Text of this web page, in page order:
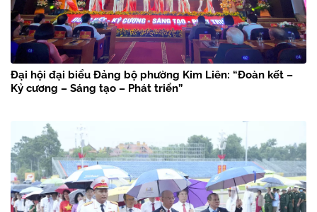
Đại hội đại biểu Đảng bộ phường Kim Liên: “Đoàn kết –
Kỷ cương – Sáng tạo – Phát triển”